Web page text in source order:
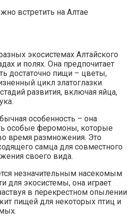
экосистемах Алтайского
и полях. Она предпочитает
достаточно пищи – цветы,
цикл златоглазки
развития, включая яйца,
особенность – она
особые феромоны, которые
время размножения. Это
самца для совместного
своего вида.
незначительным насекомым
для экосистемы, она играет
в перекрестном опылении
пищей для некоторых птиц и